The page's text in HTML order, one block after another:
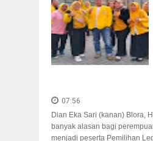
07:56
Dian Eka Sari (kanan) Blora,
banyak alasan bagi
menjadi peserta Pemilihan